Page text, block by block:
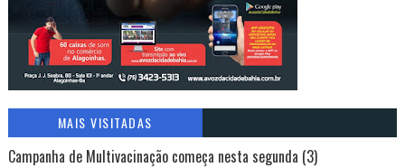
MAIS VISITADAS
Campanha de Multivacinação começa nesta segunda (3)